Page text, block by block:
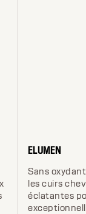
ELUMEN
Sans
les cuirs
éclatantes